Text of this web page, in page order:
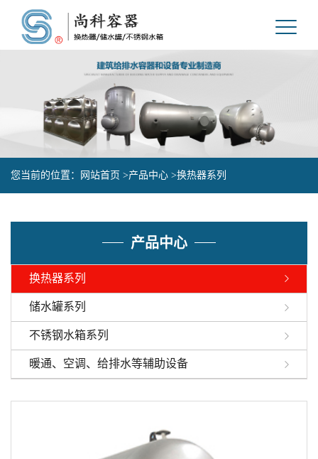
您当前的位置： 网站首页 >产品中心 >换热器系列
产品中心
换热器系列
储水罐系列
不锈钢水箱系列
暖通、空调、给排水等辅助设备